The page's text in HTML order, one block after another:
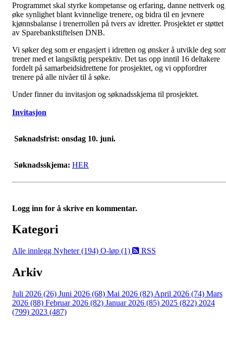
Programmet skal styrke kompetanse og erfaring, danne nettverk og
øke synlighet blant kvinnelige trenere, og bidra til en jevnere
kjønnsbalanse i trenerrollen på tvers av idretter. Prosjektet er støttet
av Sparebankstiftelsen DNB.
Vi søker deg som er engasjert i idretten og ønsker å utvikle deg
trener med et langsiktig perspektiv. Det tas opp inntil 16 deltakere
fordelt på samarbeidsidrettene for prosjektet, og vi oppfordrer
trenere på alle nivåer til å søke.
Under finner du invitasjon og søknadsskjema til prosjektet.
Invitasjon
Søknadsfrist: onsdag 10. juni.
Søknadsskjema: HER
Logg inn for å skrive en kommentar.
Kategori
Alle innlegg Nyheter (194) O-løp (1) RSS
Arkiv
Juli 2026 (26) Juni 2026 (68) Mai 2026 (82) April 2026 (74) Mars
2026 (88) Februar 2026 (82) Januar 2026 (85) 2025 (822) 2024
(799) 2023 (487)